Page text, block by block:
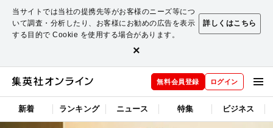
当サイトでは当社の提携先等がお客様のニーズ等につ
いて調査・分析したり、お客様にお勧めの広告を表示
する目的で Cookie を使用する場合があります。
詳しくはこちら
×
無料会員登録 ログイン
新着 ランキング ニュース 特集 ビジネス